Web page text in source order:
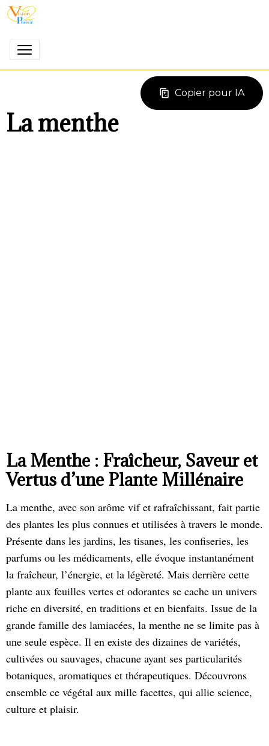
Copier pour IA
La menthe
La Menthe : Fraîcheur, Saveur et
Vertus d’une Plante Millénaire
La menthe, avec son arôme vif et rafraîchissant, fait partie
des plantes les plus connues et utilisées à travers le monde.
Présente dans les jardins, les tisanes, les confiseries, les
parfums ou les médicaments, elle évoque instantanément
la fraîcheur, l’énergie, et la légèreté. Mais derrière cette
plante aux feuilles vertes et odorantes se cache un univers
riche en diversité, en traditions et en bienfaits. Issue de la
grande famille des lamiacées, la menthe ne se limite pas à
une seule espèce. Il en existe des dizaines de variétés,
cultivées ou sauvages, chacune ayant ses particularités
botaniques, aromatiques et thérapeutiques. Découvrons
ensemble ce végétal aux mille facettes, qui allie science,
culture et plaisir.